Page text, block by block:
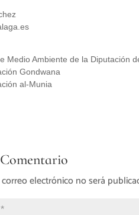
Medio Ambiente de la Diputación
Gondwana
al-Munia
electrónico no será